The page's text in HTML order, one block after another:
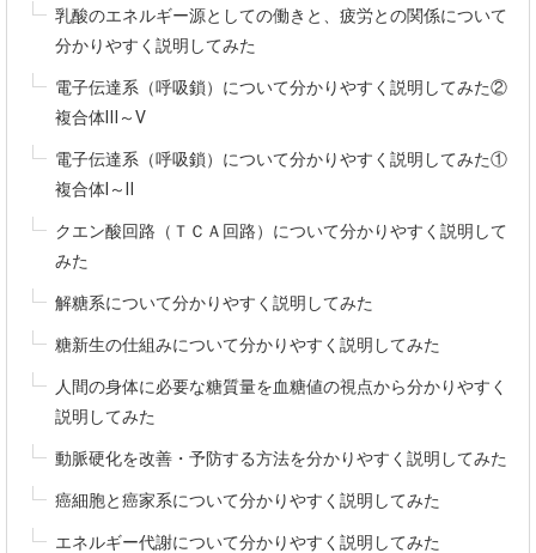
乳酸のエネルギー源としての働きと、疲労との関係について
分かりやすく説明してみた
電子伝達系（呼吸鎖）について分かりやすく説明してみた②
複合体Ⅲ～Ⅴ
電子伝達系（呼吸鎖）について分かりやすく説明してみた①
複合体Ⅰ～Ⅱ
クエン酸回路（ＴＣＡ回路）について分かりやすく説明して
みた
解糖系について分かりやすく説明してみた
糖新生の仕組みについて分かりやすく説明してみた
人間の身体に必要な糖質量を血糖値の視点から分かりやすく
説明してみた
動脈硬化を改善・予防する方法を分かりやすく説明してみた
癌細胞と癌家系について分かりやすく説明してみた
エネルギー代謝について分かりやすく説明してみた